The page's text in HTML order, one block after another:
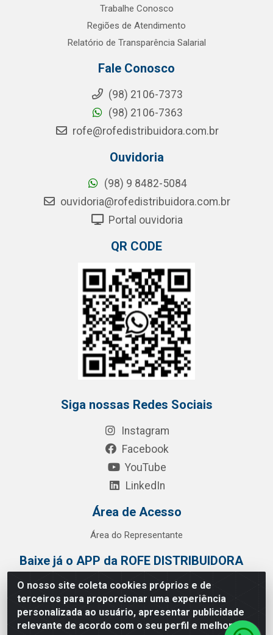
O nosso site coleta cookies próprios e de
terceiros para proporcionar uma experiência
personalizada ao usuário, apresentar publicidade
relevante de acordo com o seu perfil e melhorar a
Trabalhe Conosco
Regiões de Atendimento
Relatório de Transparência Salarial
Fale Conosco
(98) 2106-7373
(98) 2106-7363
rofe@rofedistribuidora.com.br
Ouvidoria
(98) 9 8482-5084
ouvidoria@rofedistribuidora.com.br
Portal ouvidoria
QR CODE
Siga nossas Redes Sociais
Instagram
Facebook
YouTube
LinkedIn
Área de Acesso
Área do Representante
Baixe já o APP da ROFE DISTRIBUIDORA